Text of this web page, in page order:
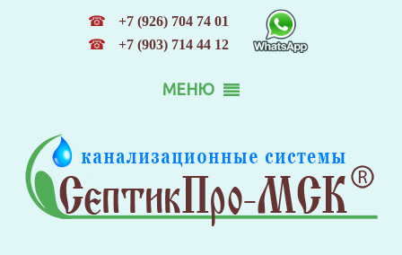
☎ +7 (926) 704 74 01
☎ +7 (903) 714 44 12
МЕНЮ